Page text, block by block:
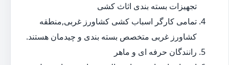
تجهیزات بسته بندی اثاث کشی
تمامی کارگر اسباب کشی کشاورز غربی,منطقه
کشاورز غربی متخصص بسته بندی و چیدمان هستند.
رانندگان حرفه ای و ماهر